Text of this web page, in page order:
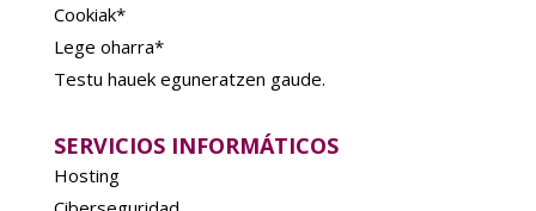
Cookiak*
Lege oharra*
Testu hauek eguneratzen gaude.
SERVICIOS INFORMÁTICOS
Hosting